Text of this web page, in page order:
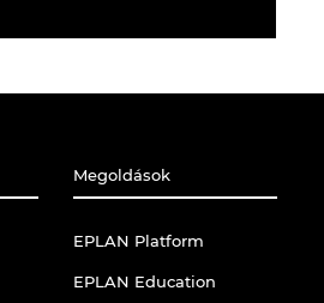
Megoldások
EPLAN Platform
EPLAN Education